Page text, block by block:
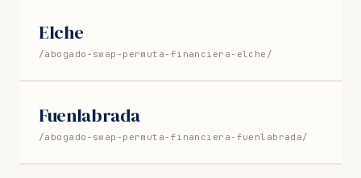
Elche
/abogado-swap-permuta-financiera-elche/
Fuenlabrada
/abogado-swap-permuta-financiera-fuenlabrada/